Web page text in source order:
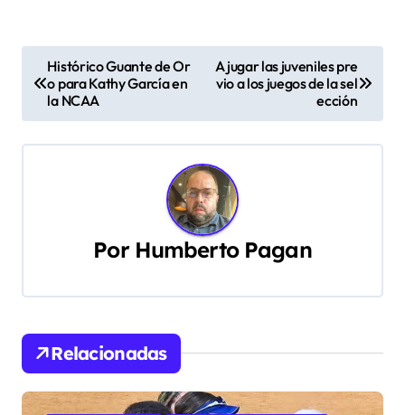
v
c
ó
n
Histórico Guante de Or
o para Kathy García en
la NCAA
A jugar las juveniles pre
vio a los juegos de la sel
ección
Por Humberto Pagan
Relacionadas